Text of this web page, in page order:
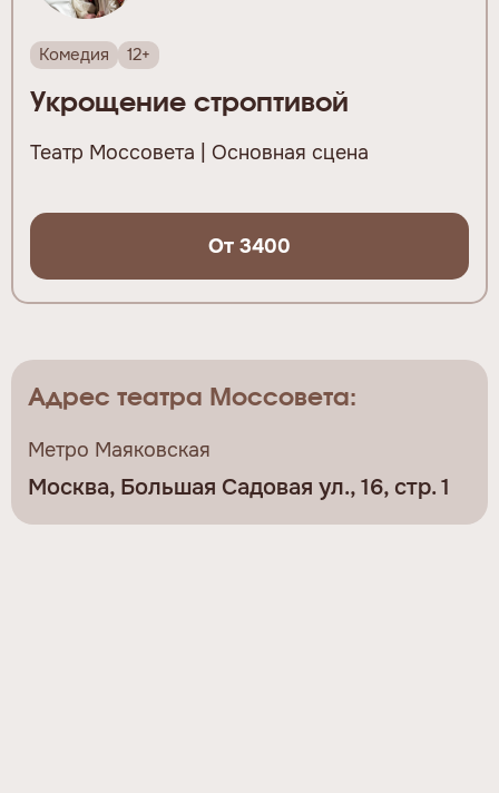
Комедия 12+
Укрощение строптивой
Театр Моссовета | Основная сцена
От 3400
Адрес театра Моссовета:
Метро Маяковская
Москва, Большая Садовая ул., 16, стр. 1